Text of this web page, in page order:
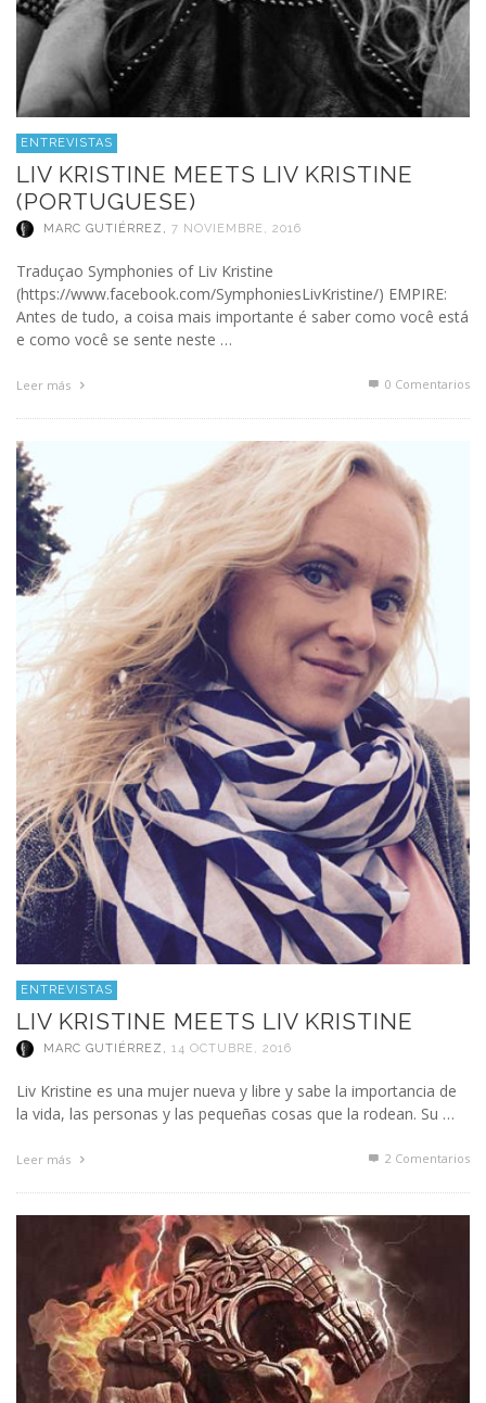
ENTREVISTAS
LIV KRISTINE MEETS LIV KRISTINE
(PORTUGUESE)
MARC GUTIÉRREZ , 7 NOVIEMBRE, 2016
Traduçao Symphonies of Liv Kristine
(https://www.facebook.com/SymphoniesLivKristine/) EMPIRE:
Antes de tudo, a coisa mais importante é saber como você está
e como você se sente neste …
Leer más 0 Comentarios
ENTREVISTAS
LIV KRISTINE MEETS LIV KRISTINE
MARC GUTIÉRREZ , 14 OCTUBRE, 2016
Liv Kristine es una mujer nueva y libre y sabe la importancia de
la vida, las personas y las pequeñas cosas que la rodean. Su …
Leer más 2 Comentarios